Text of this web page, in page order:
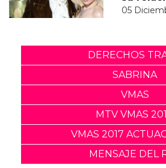
05
DERECHOS
SABRINA
VMAS
MTV VMAS
VMAS 2017
MENSAJE DEL